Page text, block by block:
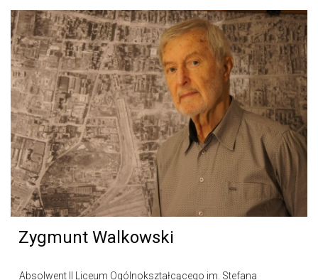
Zygmunt Walkowski
Absolwent II Liceum Ogólnokształcącego im. Stefana